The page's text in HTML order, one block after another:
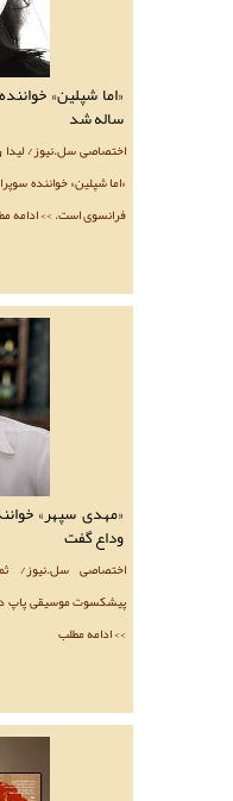
«اما شپلین»
ساله شد
اختصاصی سل.نیوز/ لیدا
«اما شپلين» خواننده
فرانسوی است. >> ادامه
«مهدی سپهر»
وداع گفت
اختصاصی سل.نیوز/
>> ادامه مطلب